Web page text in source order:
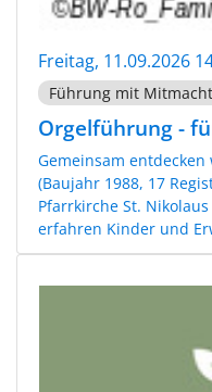
Freitag, 11.09.2026
Führung mit
Orgelführung -
Gemeinsam
(Baujahr 1988, 17
Pfarrkirche St.
erfahren Kinder und